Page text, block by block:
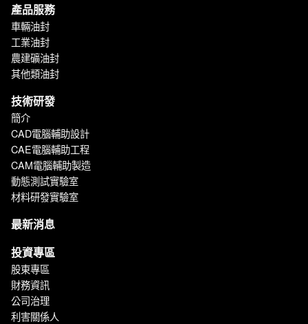
產品服務
車輛油封
工業油封
農建礦油封
其他類油封
技術研發
簡介
CAD電腦輔助設計
CAE電腦輔助工程
CAM電腦輔助製造
動態測試實驗室
材料研發實驗室
最新消息
投資專區
股東專區
財務資訊
公司治理
利害關係人